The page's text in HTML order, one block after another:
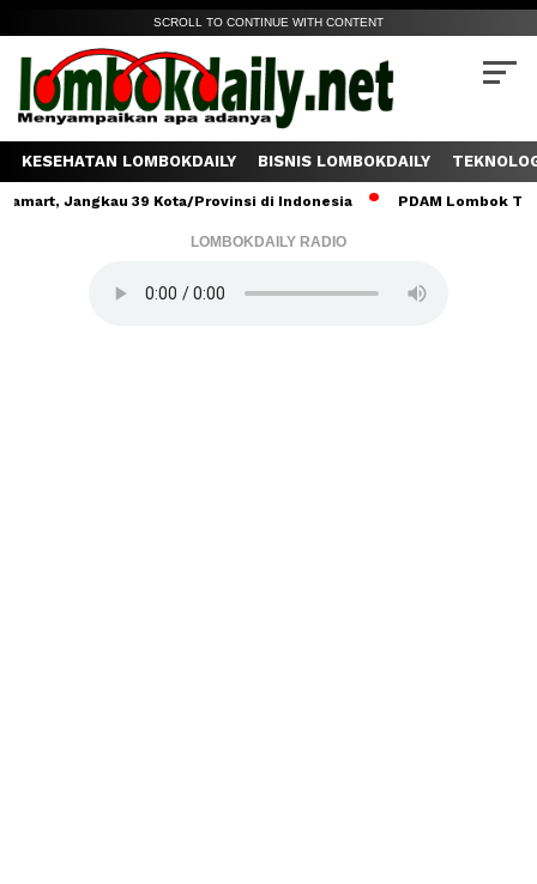
SCROLL TO CONTINUE WITH CONTENT
KESEHATAN LOMBOKDAILY BISNIS LOMBOKDAILY
39 Kota/Provinsi di Indonesia PDAM Lombok Tengah
LOMBOKDAILY RADIO